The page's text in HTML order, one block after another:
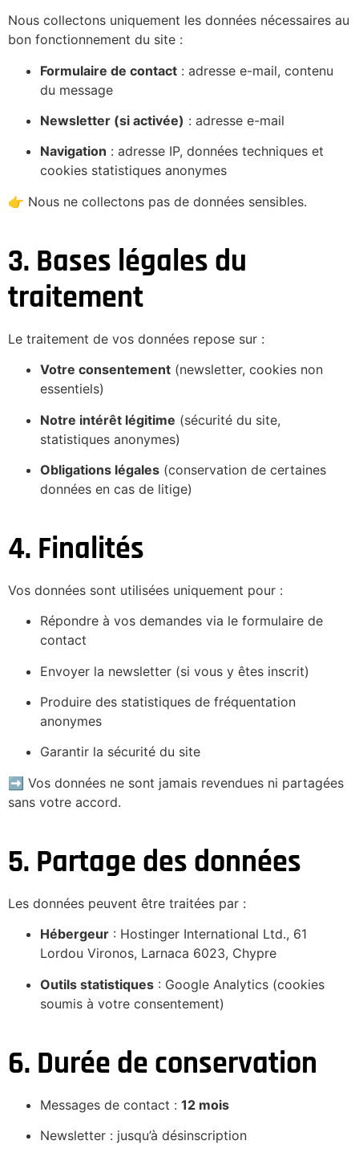
Nous collectons uniquement les données nécessaires au
bon fonctionnement du site :
Formulaire de contact : adresse e-mail, contenu
du message
Newsletter (si activée) : adresse e-mail
Navigation : adresse IP, données techniques et
cookies statistiques anonymes
👉 Nous ne collectons pas de données sensibles.
3. Bases légales du
traitement
Le traitement de vos données repose sur :
Votre consentement (newsletter, cookies non
essentiels)
Notre intérêt légitime (sécurité du site,
statistiques anonymes)
Obligations légales (conservation de certaines
données en cas de litige)
4. Finalités
Vos données sont utilisées uniquement pour :
Répondre à vos demandes via le formulaire de
contact
Envoyer la newsletter (si vous y êtes inscrit)
Produire des statistiques de fréquentation
anonymes
Garantir la sécurité du site
➡️ Vos données ne sont jamais revendues ni partagées
sans votre accord.
5. Partage des données
Les données peuvent être traitées par :
Hébergeur : Hostinger International Ltd., 61
Lordou Vironos, Larnaca 6023, Chypre
Outils statistiques : Google Analytics (cookies
soumis à votre consentement)
6. Durée de conservation
Messages de contact : 12 mois
Newsletter : jusqu’à désinscription